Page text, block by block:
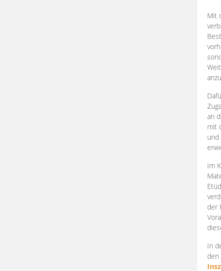
Mit
an
mit
und
Im
der
In
den